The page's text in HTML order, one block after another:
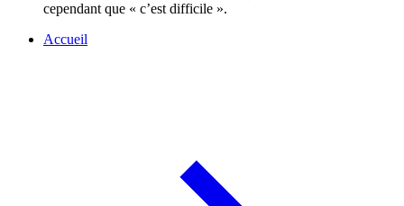
cependant que « c’est difficile ».
Accueil